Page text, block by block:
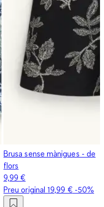
Brusa sense mànigues - de
flors
9,99 €
Preu original19,99 €-50%